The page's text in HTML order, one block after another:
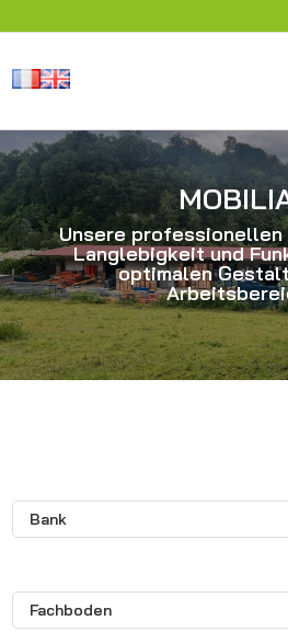
Unsere professionellen
Langlebigkeit und
optimalen
Bank
Fachboden